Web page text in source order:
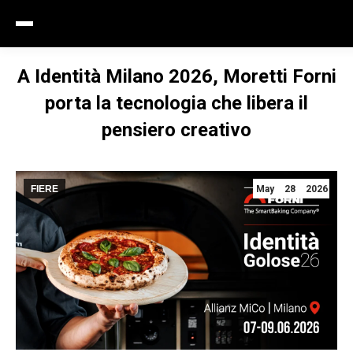
A Identità Milano 2026, Moretti Forni
porta la tecnologia che libera il
pensiero creativo
FIERE May 28 2026